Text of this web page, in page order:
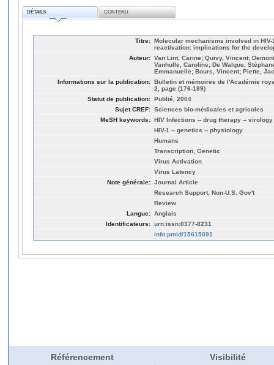
DÉTAILS CONTENU
Titre: Molecular mechanisms involved in
reactivation: implications for the
Auteur: Van Lint, Carine; Quivy, Vincent;
Vanhulle, Caroline; De Walque,
Emmanuelle; Bours, Vincent; Piette,
Informations sur la publication: Bulletin et mémoires de l'Académie
2, page (176-189)
Statut de publication: Publié, 2004
Sujet CREF: Sciences bio-médicales et agricoles
MeSH keywords: HIV Infections -- drug therapy -- virology
HIV-1 -- genetics -- physiology
Humans
Transcription, Genetic
Virus Activation
Virus Latency
Note générale: Journal Article
Research Support, Non-U.S. Gov't
Review
Langue: Anglais
Identificateurs: urn:issn:0377-8231
info:pmid/15615091
Référencement Visibilité